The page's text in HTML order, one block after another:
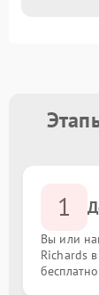
1
Вы или
Richards
бесплатно